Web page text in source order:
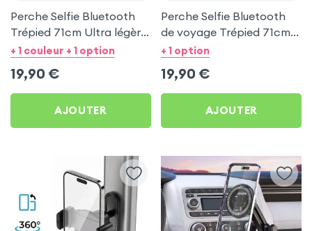
Perche Selfie Bluetooth
Trépied 71cm Ultra légère
Blanc pour Essentielb
+ 1 couleur + 1 option
19,90 €
AJOUTER
Perche Selfie Bluetooth
de voyage Trépied 71cm -
Blanc pour Essentielb
+ 1 option
19,90 €
AJOUTER